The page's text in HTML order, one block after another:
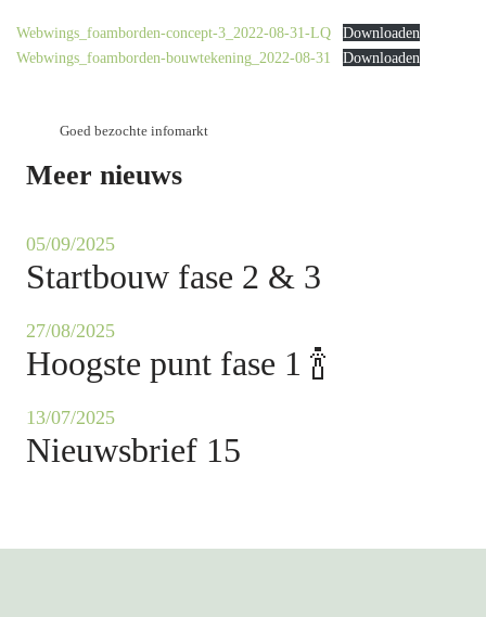
Webwings_foamborden-concept-3_2022-08-31-LQ
Downloaden
Webwings_foamborden-bouwtekening_2022-08-31
Downloaden
Goed bezochte infomarkt
Meer nieuws
05/09/2025
Startbouw fase 2 & 3
27/08/2025
Hoogste punt fase 1 🍾
13/07/2025
Nieuwsbrief 15